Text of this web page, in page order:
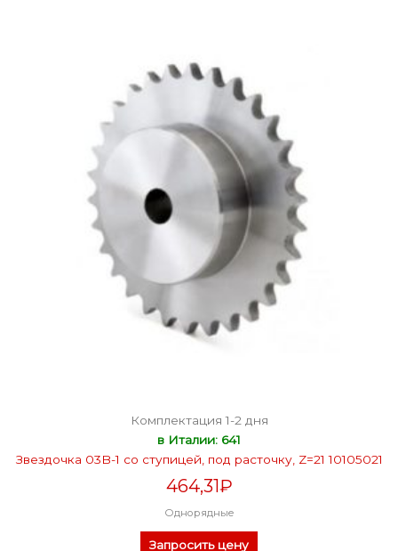
Комплектация 1-2 дня
в Италии: 641
Звездочка 03B-1 со ступицей, под расточку, Z=21 10105021
464,31₽
Однорядные
Запросить цену